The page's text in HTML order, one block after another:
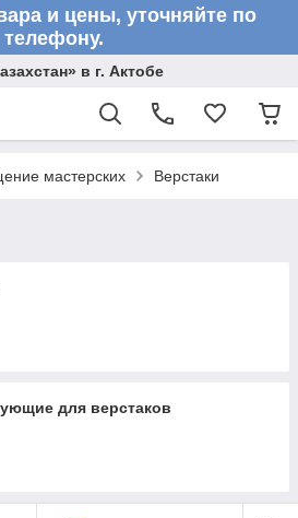
и цены, уточняйте по
телефону.
в г. Актобе
мастерских Верстаки
для верстаков